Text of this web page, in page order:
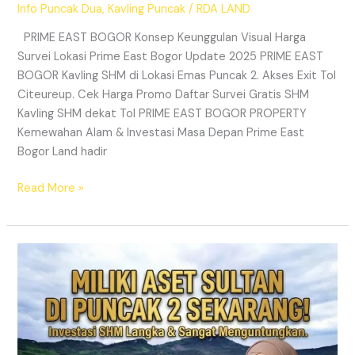
Info Puncak Dua,Kavling Puncak /RDA LAND
PRIME EAST BOGOR Konsep Keunggulan Visual Harga
Survei Lokasi Prime East Bogor Update 2025 PRIME EAST
BOGOR Kavling SHM di Lokasi Emas Puncak 2. Akses Exit Tol
Citeureup. Cek Harga Promo Daftar Survei Gratis SHM
Kavling SHM dekat Tol PRIME EAST BOGOR PROPERTY
Kemewahan Alam & Investasi Masa Depan Prime East
Bogor Land hadir
Read More »
Tanah
Kavling
Puncak
SHM